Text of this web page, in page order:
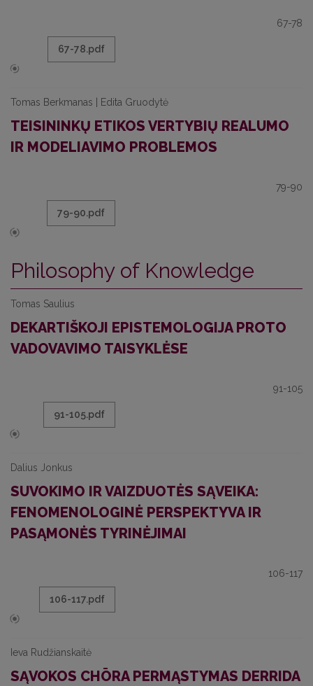
67-78
67-78.pdf
Tomas Berkmanas | Edita Gruodytė
TEISININKŲ ETIKOS VERTYBIŲ REALUMO
IR MODELIAVIMO PROBLEMOS
79-90
79-90.pdf
Philosophy of Knowledge
Tomas Saulius
DEKARTIŠKOJI EPISTEMOLOGIJA PROTO
VADOVAVIMO TAISYKLĖSE
91-105
91-105.pdf
Dalius Jonkus
SUVOKIMO IR VAIZDUOTĖS SĄVEIKA:
FENOMENOLOGINĖ PERSPEKTYVA IR
PASĄMONĖS TYRINĖJIMAI
106-117
106-117.pdf
Ieva Rudžianskaitė
SĄVOKOS CHŌRA PERMĄSTYMAS DERRIDA